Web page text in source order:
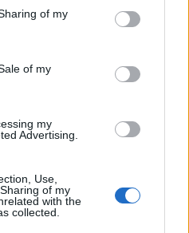
behaviour. You may click to
and its third-party tags to
purposes in below Google
of my
of my
my
Advertising.
Use,
of my
with the
collected.
καλώδιο Ελλάδας –
2026